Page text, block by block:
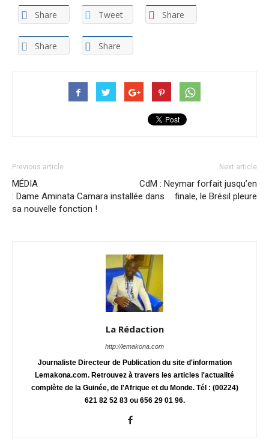
Share Tweet Share
Share Share
Previous article
MÉDIA
: Dame Aminata Camara installée dans
sa nouvelle fonction !
Next article
CdM : Neymar forfait jusqu’en
finale, le Brésil pleure
La Rédaction
http://lemakona.com
Journaliste Directeur de Publication du site d'information
Lemakona.com. Retrouvez à travers les articles l'actualité
complète de la Guinée, de l'Afrique et du Monde. Tél : (00224)
621 82 52 83 ou 656 29 01 96.